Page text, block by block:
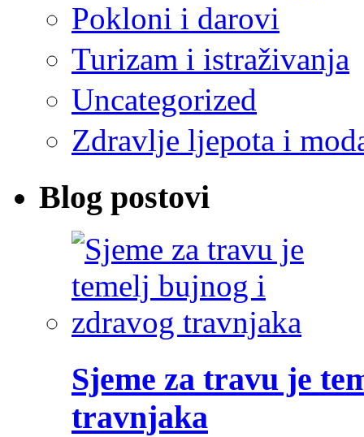
Pokloni i darovi
Turizam i istraživanja
Uncategorized
Zdravlje ljepota i
Blog postovi
Sjeme za travu je
travnjaka